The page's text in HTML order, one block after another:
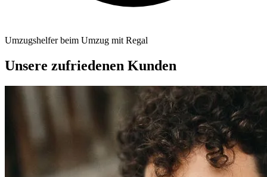
Umzugshelfer beim Umzug mit Regal
Unsere zufriedenen Kunden